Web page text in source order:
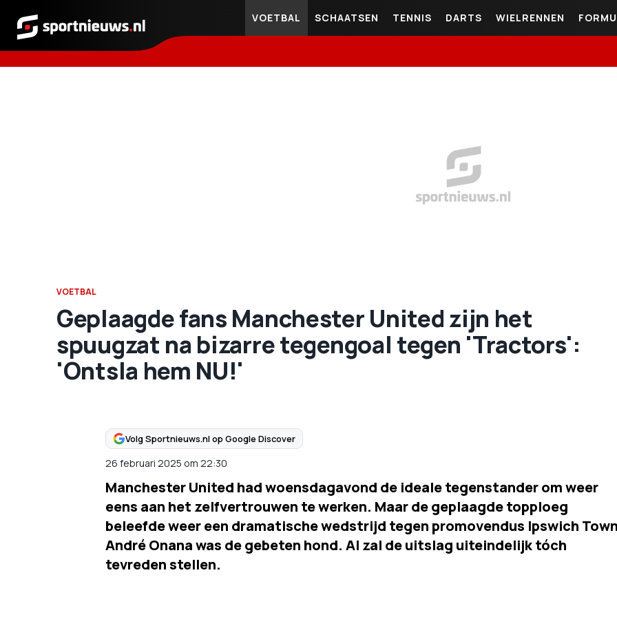
Sportnieuws.nl
VOETBAL SCHAATSEN TENNIS DARTS WIELRENNEN
VOETBAL
Geplaagde fans Manchester United zijn het
spuugzat na bizarre tegengoal tegen 'Tractors':
'Ontsla hem NU!'
Volg Sportnieuws.nl op Google Discover
26 februari 2025 om 22:30
Manchester United had woensdagavond de ideale tegenstander om weer
eens aan het zelfvertrouwen te werken. Maar de geplaagde topploeg
beleefde weer een dramatische wedstrijd tegen promovendus Ipswich
André Onana was de gebeten hond. Al zal de uitslag uiteindelijk tóch
tevreden stellen.